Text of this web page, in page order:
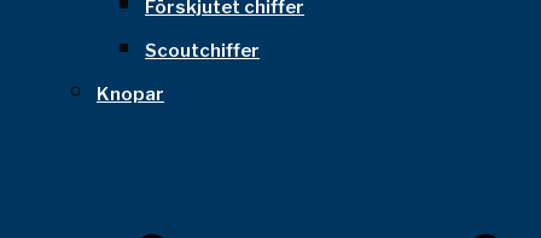
Förskjutet chiffer
Scoutchiffer
Knopar